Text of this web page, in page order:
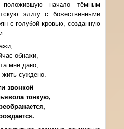
начало тёмным
элиту с божественными
с голубой кровью, созданную
обнажи,
мне дано,
суждено.
звонкой
тонкую,